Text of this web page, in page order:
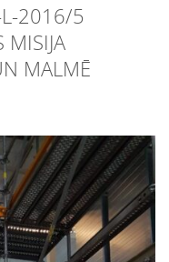
L-2016/5
MISIJA
MALMĒ